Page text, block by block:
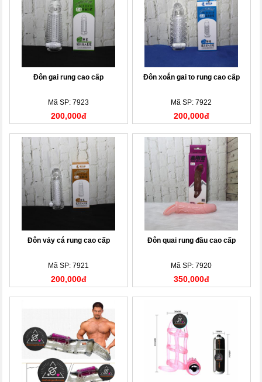
Đôn gai rung cao cấp
Mã SP: 7923
200,000đ
Đôn xoắn gai to rung cao cấp
Mã SP: 7922
200,000đ
Đôn vảy cá rung cao cấp
Mã SP: 7921
200,000đ
Đôn quai rung đầu cao cấp
Mã SP: 7920
350,000đ